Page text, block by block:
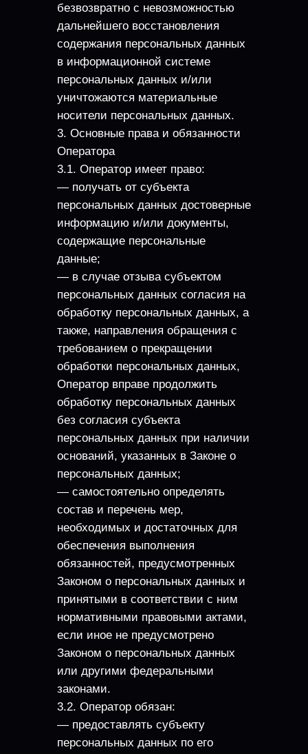
безвозвратно с невозможностью
дальнейшего восстановления
содержания персональных данных
в информационной системе
персональных данных и/или
уничтожаются материальные
носители персональных данных.
3. Основные права и обязанности
Оператора
3.1. Оператор имеет право:
— получать от субъекта
персональных данных достоверные
информацию и/или документы,
содержащие персональные
данные;
— в случае отзыва субъектом
персональных данных согласия на
обработку персональных данных, а
также, направления обращения с
требованием о прекращении
обработки персональных данных,
Оператор вправе продолжить
обработку персональных данных
без согласия субъекта
персональных данных при наличии
оснований, указанных в Законе о
персональных данных;
— самостоятельно определять
состав и перечень мер,
необходимых и достаточных для
обеспечения выполнения
обязанностей, предусмотренных
Законом о персональных данных и
принятыми в соответствии с ним
нормативными правовыми актами,
если иное не предусмотрено
Законом о персональных данных
или другими федеральными
законами.
3.2. Оператор обязан:
— предоставлять субъекту
персональных данных по его